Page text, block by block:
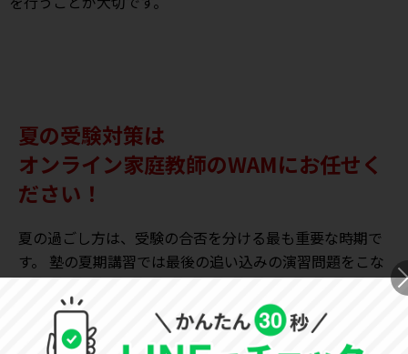
夏の受験対策は
オンライン家庭教師のWAMにお任せく
ださい！
夏の過ごし方は、受験の合否を分ける最も重要な時期で
す。 塾の夏期講習では最後の追い込みの演習問題をこな
す時期です。総合的に復習する時期だからこそ、オンラ
イン家庭教師で塾の補完を行い、根本的に理解するため
の取り組みが重要です。